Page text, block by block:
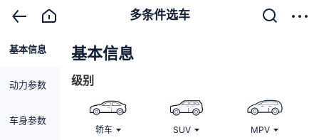
多条件选车
基本信息
动力参数
车身参数
基本信息
级别
轿车 SUV MPV